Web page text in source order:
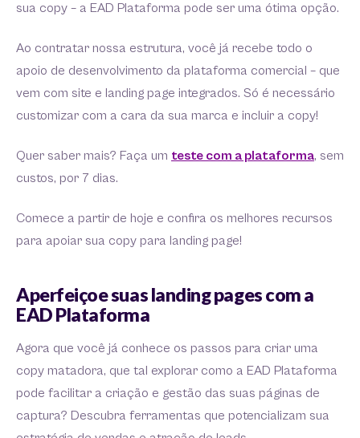
sua copy – a EAD Plataforma pode ser uma ótima opção.
Ao contratar nossa estrutura, você já recebe todo o
apoio de desenvolvimento da plataforma comercial – que
vem com site e landing page integrados. Só é necessário
customizar com a cara da sua marca e incluir a copy!
Quer saber mais? Faça um teste com a plataforma, sem
custos, por 7 dias.
Comece a partir de hoje e confira os melhores recursos
para apoiar sua copy para landing page!
Aperfeiçoe suas landing pages com a
EAD Plataforma
Agora que você já conhece os passos para criar uma
copy matadora, que tal explorar como a EAD Plataforma
pode facilitar a criação e gestão das suas páginas de
captura? Descubra ferramentas que potencializam sua